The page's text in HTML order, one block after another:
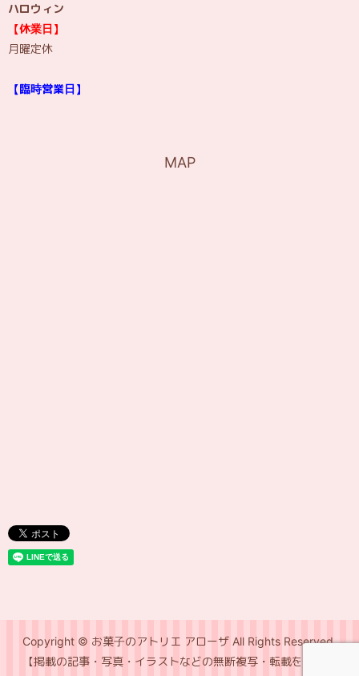
ハロウィン
【休業日】
月曜定休
【臨時営業日】
MAP
Copyright © お菓子のアトリエ アローザ All Rights Reserved.
【掲載の記事・写真・イラストなどの無断複写・転載を禁じま